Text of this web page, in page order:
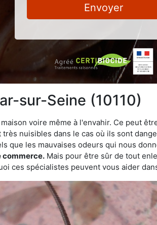
Envoyer
sur-Seine (10110)
voire même à l'envahir. Ce peut
nuisibles dans le cas où ils sont
que les mauvaises odeurs qui nous
commerce. Mais pour être sûr de tout
ces spécialistes peuvent vous aider